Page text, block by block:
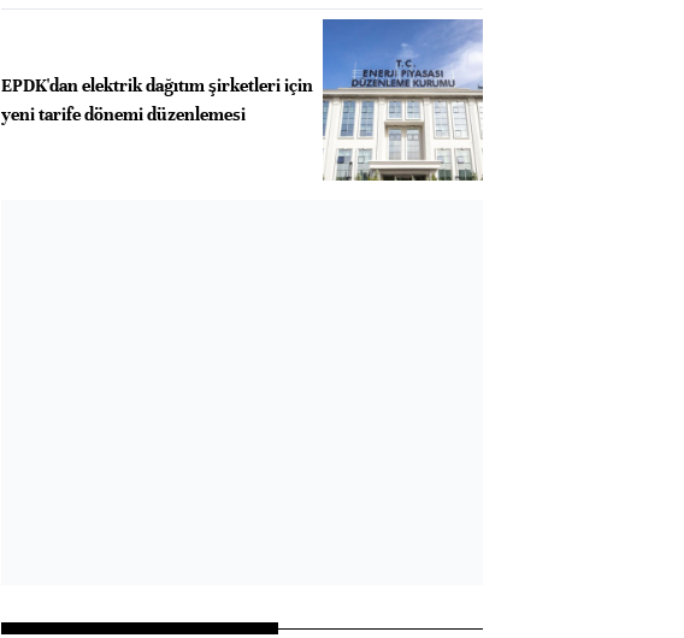
EPDK'dan elektrik dağıtım şirketleri için
yeni tarife dönemi düzenlemesi